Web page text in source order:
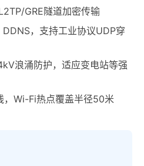
GRE隧道加密传输
，支持工业协议UDP穿
浪涌防护，适应变电站等强
，Wi-Fi热点覆盖半径50米